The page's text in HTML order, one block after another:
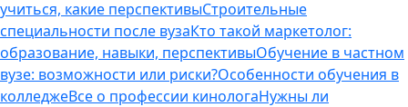
учиться, какие перспективыСтроительные
специальности после вузаКто такой маркетолог:
образование, навыки, перспективыОбучение в частном
вузе: возможности или риски?Особенности обучения в
колледжеВсе о профессии кинологаНужны ли